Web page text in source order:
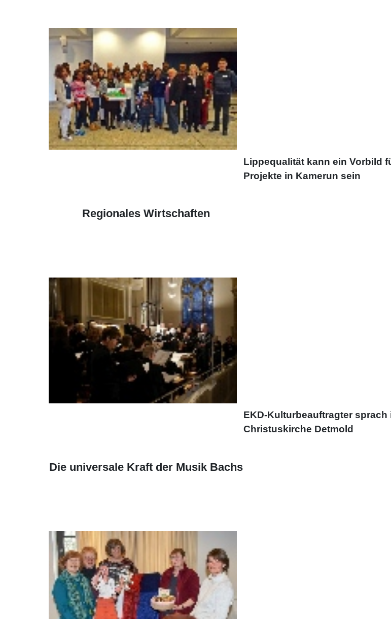
Regionales Wirtschaften
Lippequalität kann ein Vorbild
Projekte in Kamerun sein
Die universale Kraft der Musik Bachs
EKD-Kulturbeauftragter sprach
Christuskirche Detmold